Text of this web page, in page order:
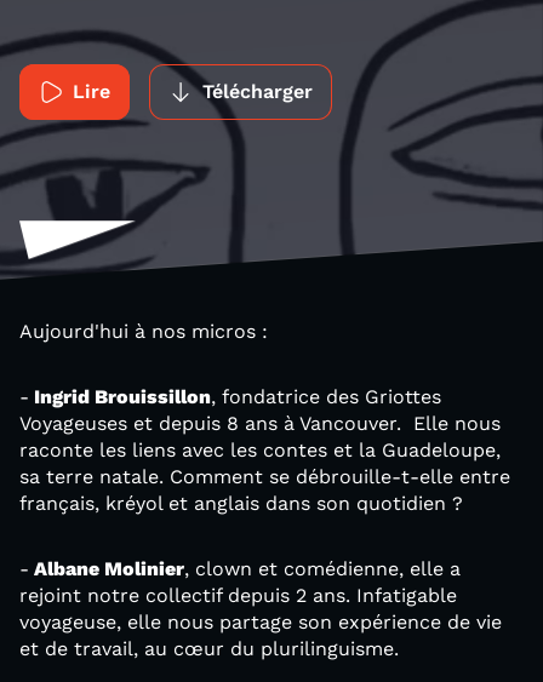
Lire Télécharger
Aujourd'hui à nos micros :
- Ingrid Brouissillon, fondatrice des Griottes
Voyageuses et depuis 8 ans à Vancouver. Elle nous
raconte les liens avec les contes et la Guadeloupe,
sa terre natale. Comment se débrouille-t-elle entre
français, kréyol et anglais dans son quotidien ?
- Albane Molinier, clown et comédienne, elle a
rejoint notre collectif depuis 2 ans. Infatigable
voyageuse, elle nous partage son expérience de vie
et de travail, au cœur du plurilinguisme.